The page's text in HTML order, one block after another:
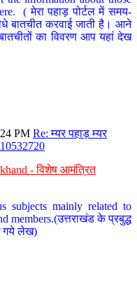
( मेरा पहाड़ पोर्टल में समय-
बातचीत करवाई जाती है। आने
का विवरण आप यहां देख
PM Re: म्यर पहाड़ म्यर
- विशेष आमंत्रित
subjects mainly related to
members.(उत्तराखंड के प्रबुद्ध
गये लेख)